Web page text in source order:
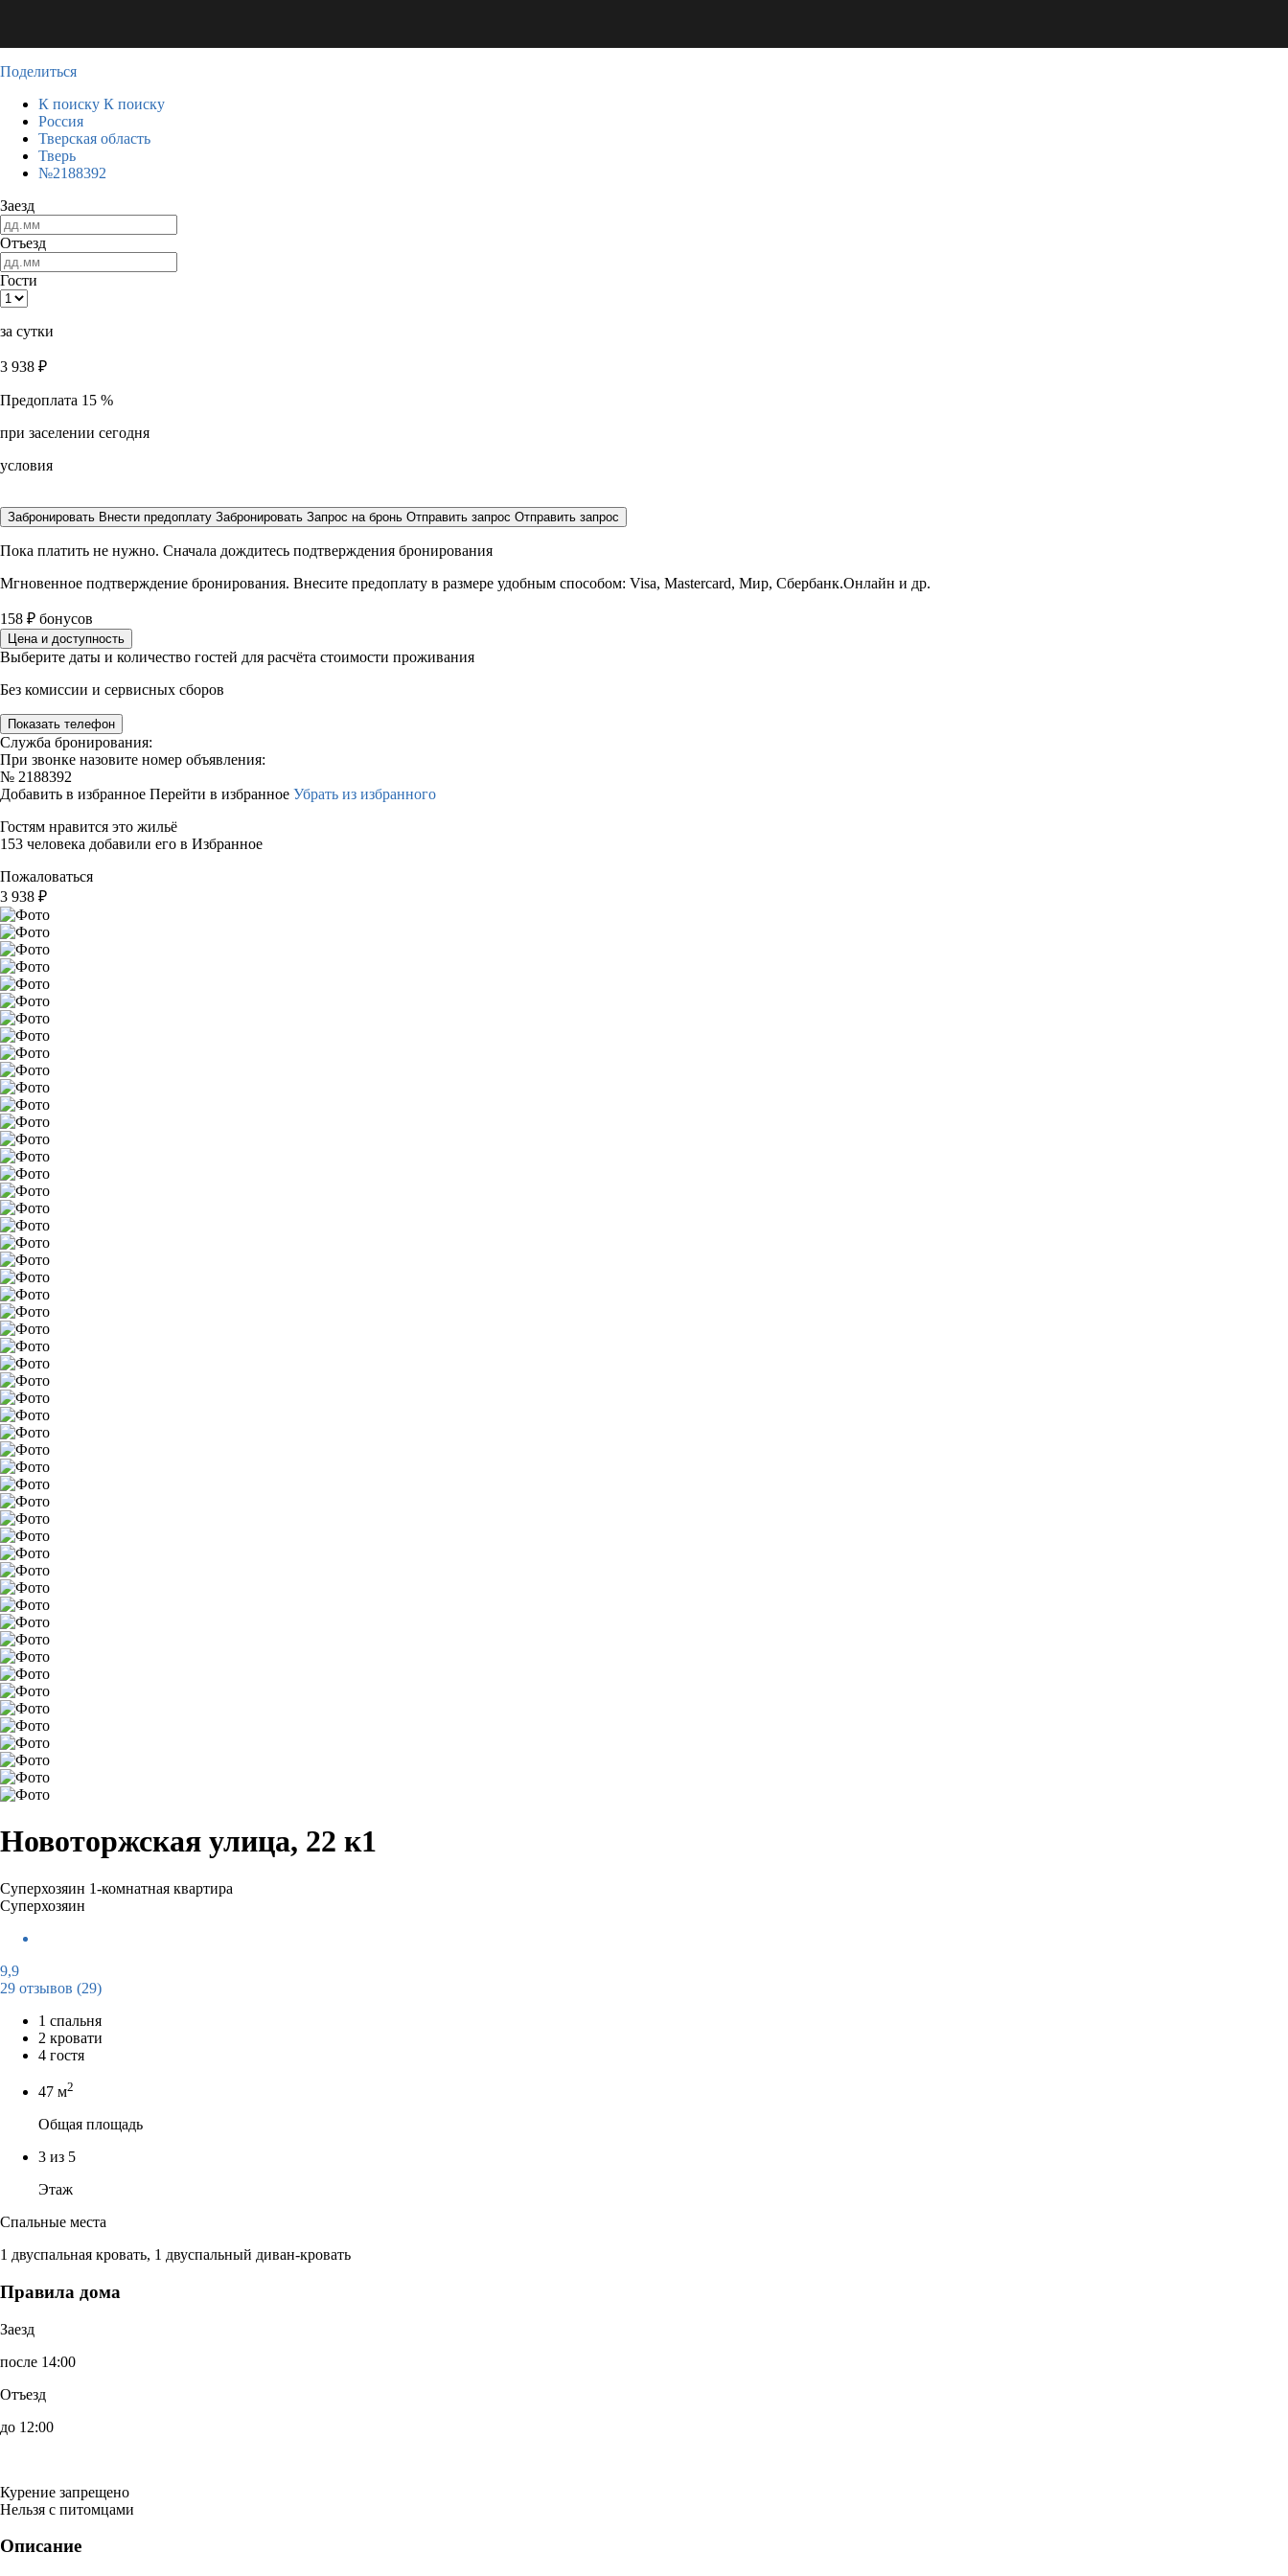
Поделиться
К поиску К поиску
Россия
Тверская область
Тверь
№2188392
Заезд
Отъезд
Гости
за сутки
3 938 ₽
Предоплата 15 %
при заселении сегодня
условия
Забронировать Внести предоплату Забронировать Запрос на бронь Отправить запрос Отправить запрос
Пока платить не нужно. Сначала дождитесь подтверждения бронирования
Мгновенное подтверждение бронирования. Внесите предоплату в размере удобным способом: Visa, Mastercard, Мир, Сбербанк.Онлайн и др.
158 ₽ бонусов
Цена и доступность
Выберите даты и количество гостей для расчёта стоимости проживания
Без комиссии и сервисных сборов
Показать телефон
Служба бронирования:
При звонке назовите номер объявления:
№ 2188392
Добавить в избранное Перейти в избранное Убрать из избранного
Гостям нравится это жильё
153 человека добавили его в Избранное
Пожаловаться
3 938 ₽
Новоторжская улица, 22 к1
Суперхозяин 1-комнатная квартира
Суперхозяин
9,9
29 отзывов (29)
1 спальня
2 кровати
4 гостя
47 м2
Общая площадь
3 из 5
Этаж
Спальные места
1 двуспальная кровать, 1 двуспальный диван-кровать
Правила дома
Заезд
после 14:00
Отъезд
до 12:00
Курение запрещено
Нельзя с питомцами
Описание